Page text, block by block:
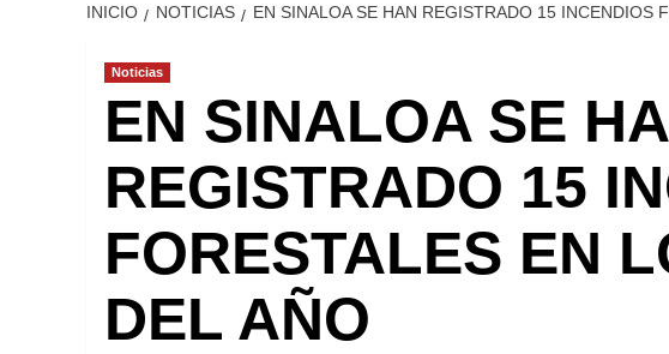
INICIO NOTICIAS EN SINALOA SE HAN REGISTRADO 15 INCENDIOS
Noticias
EN SINALOA SE
REGISTRADO 15
FORESTALES EN
DEL AÑO